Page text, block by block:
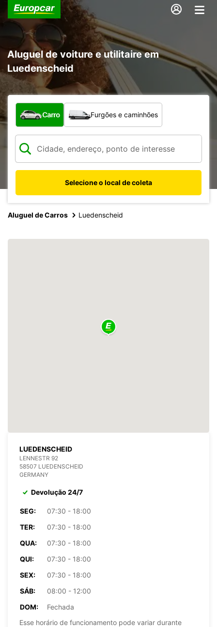
Aluguel de voiture e utilitaire em
Luedenscheid
Qual tipo de veículo?
Carro Furgões e caminhões
Selecione o local de coleta
Aluguel de Carros Luedenscheid
LUEDENSCHEID
LENNESTR 92
58507 LUEDENSCHEID
GERMANY
Devolução 24/7
SEG:
07:30 - 18:00
TER:
07:30 - 18:00
QUA:
07:30 - 18:00
QUI:
07:30 - 18:00
SEX:
07:30 - 18:00
SÁB:
08:00 - 12:00
DOM:
Fechada
Esse horário de funcionamento pode variar durante